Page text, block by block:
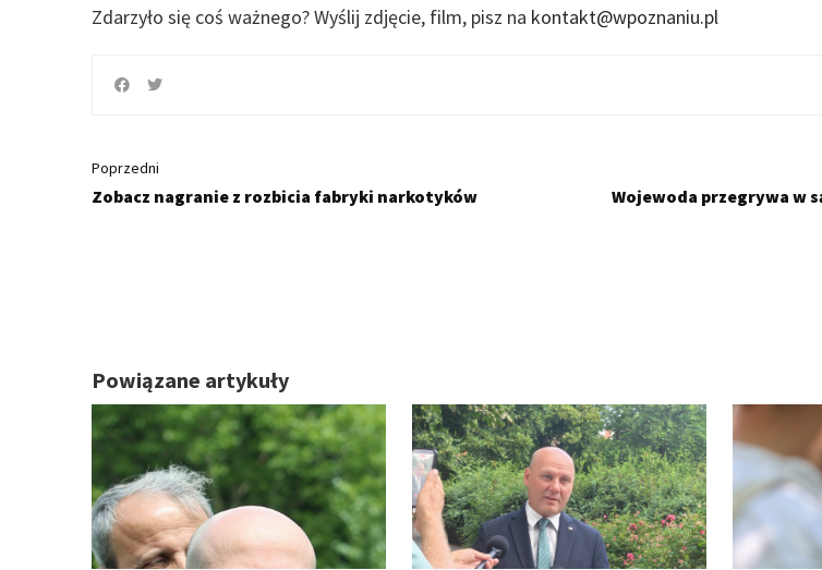
Zdarzyło się coś ważnego?Wyślij zdjęcie, film, pisz na kontakt@wpoznaniu.pl
Poprzedni
Zobacz nagranie z rozbicia fabryki narkotyków
Wojewoda przegrywa w
Powiązane artykuły